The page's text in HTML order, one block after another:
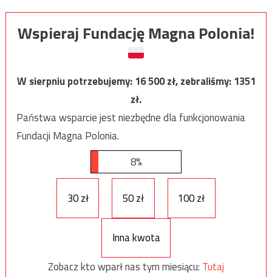
Wspieraj Fundację Magna Polonia!
W sierpniu potrzebujemy:16 500zł, zebraliśmy:1351
zł.
Państwa wsparcie jest niezbędne dla funkcjonowania
Fundacji Magna Polonia.
8%
30 zł 50 zł 100 zł
Inna kwota
Zobacz kto wparł nas tym miesiącu: Tutaj